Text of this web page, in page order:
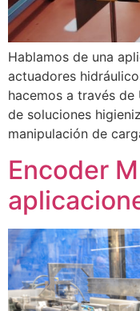
Hablamos de una
actuadores
hacemos a través
de soluciones
manipulación de
Encoder